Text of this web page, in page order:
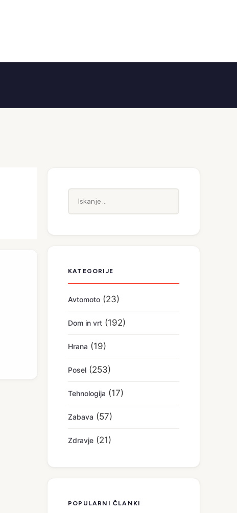
KATEGORIJE
Avtomoto (23)
Dom in vrt (192)
Hrana (19)
Posel (253)
Tehnologija (17)
Zabava (57)
Zdravje (21)
POPULARNI ČLANKI